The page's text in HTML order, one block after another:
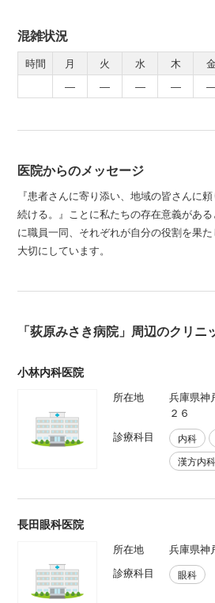
混雑状況
時間 月 火 水 木 金
―
― ― ―
医院からのメッセージ
『患者さんに寄り添い、地域の皆さんに
続ける。』ことに私たちの存在意義があ
に職員一同、それぞれが自分の役割を果
大切にしています。
「荻原みさき病院」周辺のクリニ
小林内科医院
所在地
兵庫県神
２６
診療科目
内科
漢方内科
長田眼科医院
所在地
兵庫県神
診療科目
眼科